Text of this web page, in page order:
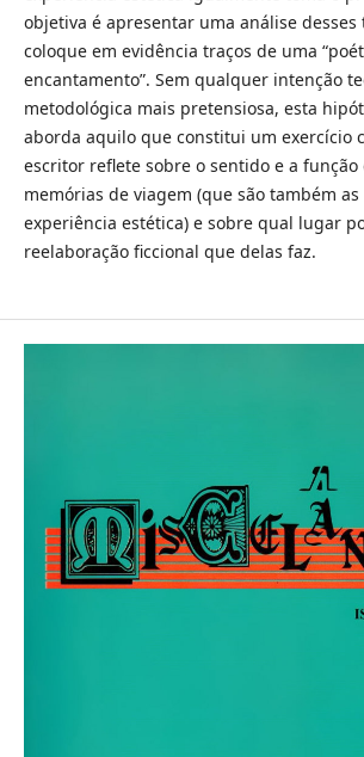
objetiva é apresentar uma análise desses
coloque em evidência traços de uma
encantamento”. Sem qualquer intenção
metodológica mais pretensiosa, esta
aborda aquilo que constitui um exercício
escritor reflete sobre o sentido e a função
memórias de viagem (que são também
experiência estética) e sobre qual lugar
reelaboração ficcional que delas faz.